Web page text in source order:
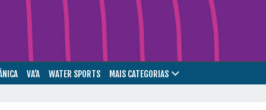
VA’A WATER SPORTS MAIS CATEGORIAS